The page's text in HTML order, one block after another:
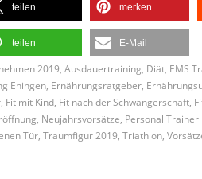
teilen merken
teilen E-Mail
2019 Ausdauertraining Diät EMS
Ehingen Ernährungsratgeber
Fit mit Kind Fit nach der Schwangerschaft
Neujahrsvorsätze Personal Trainer
Tür Traumfigur 2019 Triathlon